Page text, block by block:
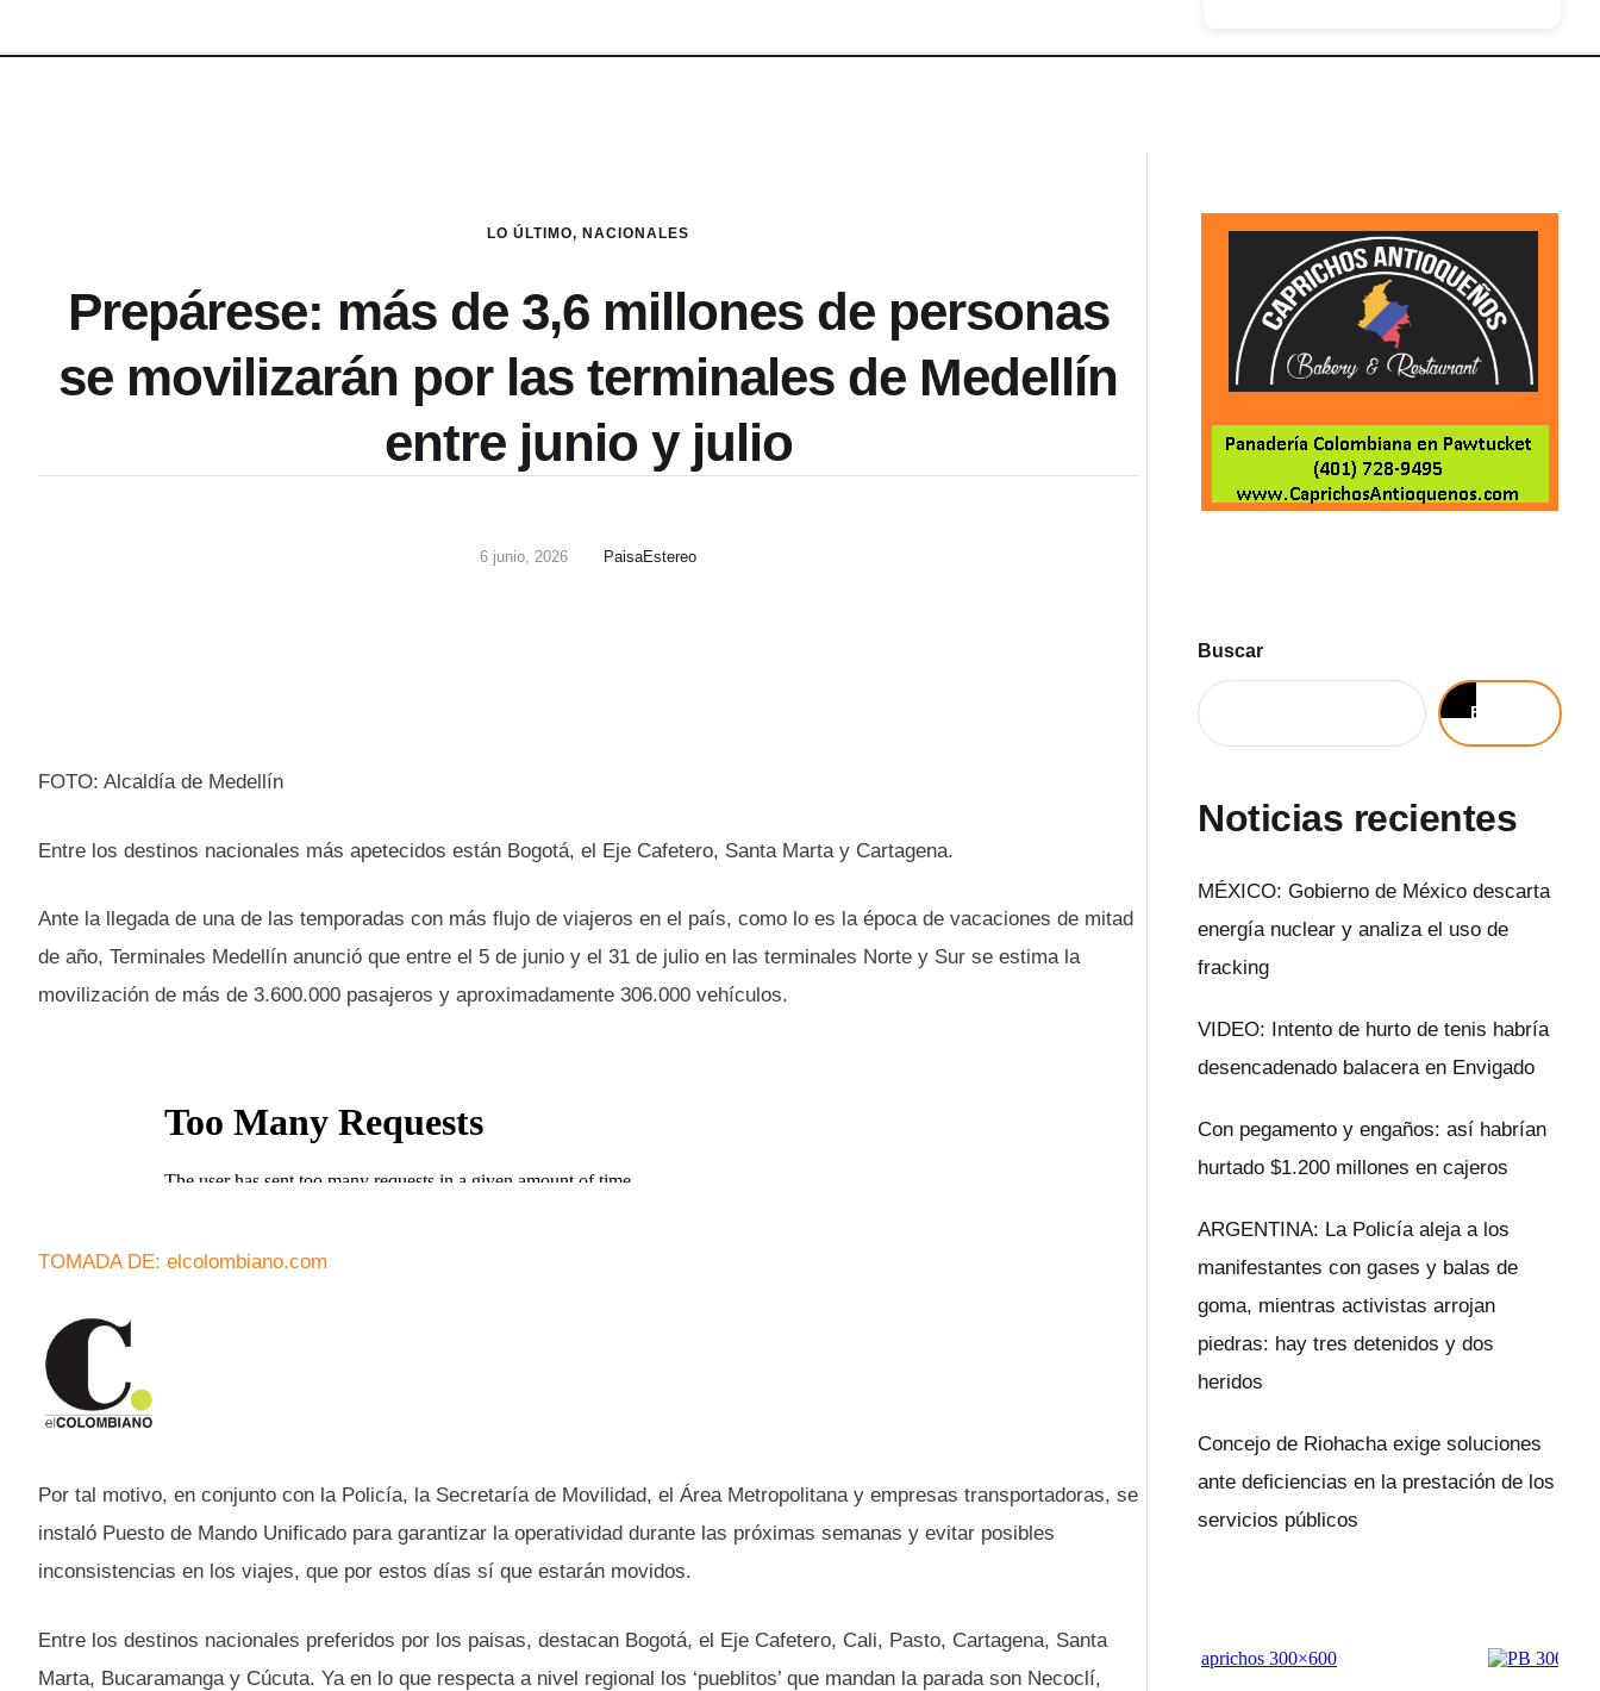
LO ÚLTIMO, NACIONALES
Prepárese: más de 3,6 millones de personas
se movilizarán por las terminales de Medellín
entre junio y julio
6 junio, 2026 PaisaEstereo
FOTO: Alcaldía de Medellín
Entre los destinos nacionales más apetecidos están Bogotá, el Eje Cafetero, Santa Marta y Cartagena.
Ante la llegada de una de las temporadas con más flujo de viajeros en el país, como lo es la época de vacaciones de mitad
de año, Terminales Medellín anunció que entre el 5 de junio y el 31 de julio en las terminales Norte y Sur se estima la
movilización de más de 3.600.000 pasajeros y aproximadamente 306.000 vehículos.
TOMADA DE: elcolombiano.com
Por tal motivo, en conjunto con la Policía, la Secretaría de Movilidad, el Área Metropolitana y empresas transportadoras, se
instaló Puesto de Mando Unificado para garantizar la operatividad durante las próximas semanas y evitar posibles
inconsistencias en los viajes, que por estos días sí que estarán movidos.
Entre los destinos nacionales preferidos por los paisas, destacan Bogotá, el Eje Cafetero, Cali, Pasto, Cartagena, Santa
Marta, Bucaramanga y Cúcuta. Ya en lo que respecta a nivel regional los ‘pueblitos’ que mandan la parada son Necoclí,
Buscar
Buscar
Noticias recientes
MÉXICO: Gobierno de México descarta
energía nuclear y analiza el uso de
fracking
VIDEO: Intento de hurto de tenis habría
desencadenado balacera en Envigado
Con pegamento y engaños: así habrían
hurtado $1.200 millones en cajeros
ARGENTINA: La Policía aleja a los
manifestantes con gases y balas de
goma, mientras activistas arrojan
piedras: hay tres detenidos y dos
heridos
Concejo de Riohacha exige soluciones
ante deficiencias en la prestación de los
servicios públicos